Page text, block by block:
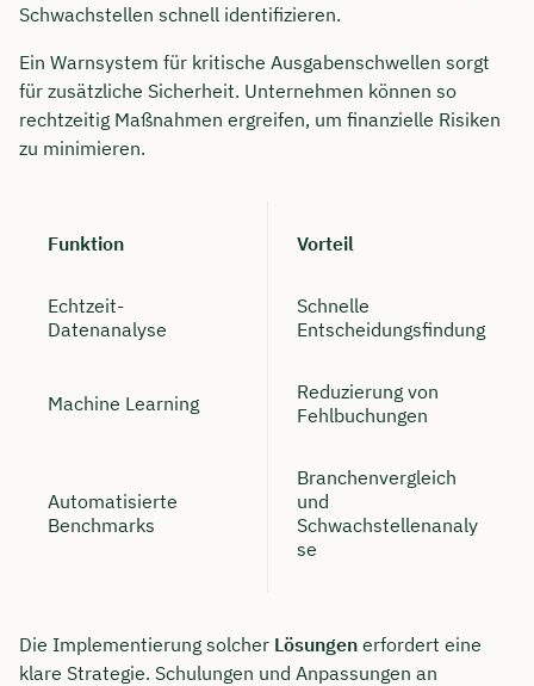
Schwachstellen schnell identifizieren.
Ein Warnsystem für kritische Ausgabenschwellen sorgt
für zusätzliche Sicherheit. Unternehmen können so
rechtzeitig Maßnahmen ergreifen, um finanzielle Risiken
zu minimieren.
Funktion Vorteil
Echtzeit-
Datenanalyse
Schnelle
Entscheidungsfindung
Machine Learning
Reduzierung von
Fehlbuchungen
Automatisierte
Benchmarks
Branchenvergleich
und
Schwachstellenanaly
se
Die Implementierung solcher Lösungen erfordert eine
klare Strategie. Schulungen und Anpassungen an